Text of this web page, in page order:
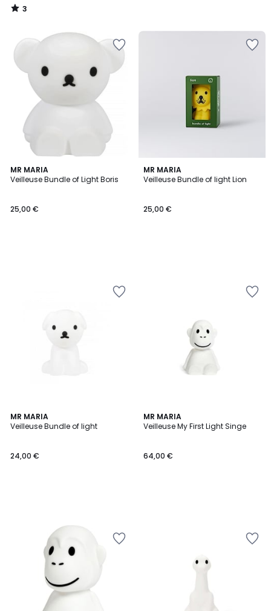
3
/
MR MARIA
Veilleuse Bundle of Light Boris
25,00 €
MR MARIA
Veilleuse Bundle of light Lion
25,00 €
MR MARIA
Veilleuse Bundle of light
24,00 €
MR MARIA
Veilleuse My First Light Singe
64,00 €